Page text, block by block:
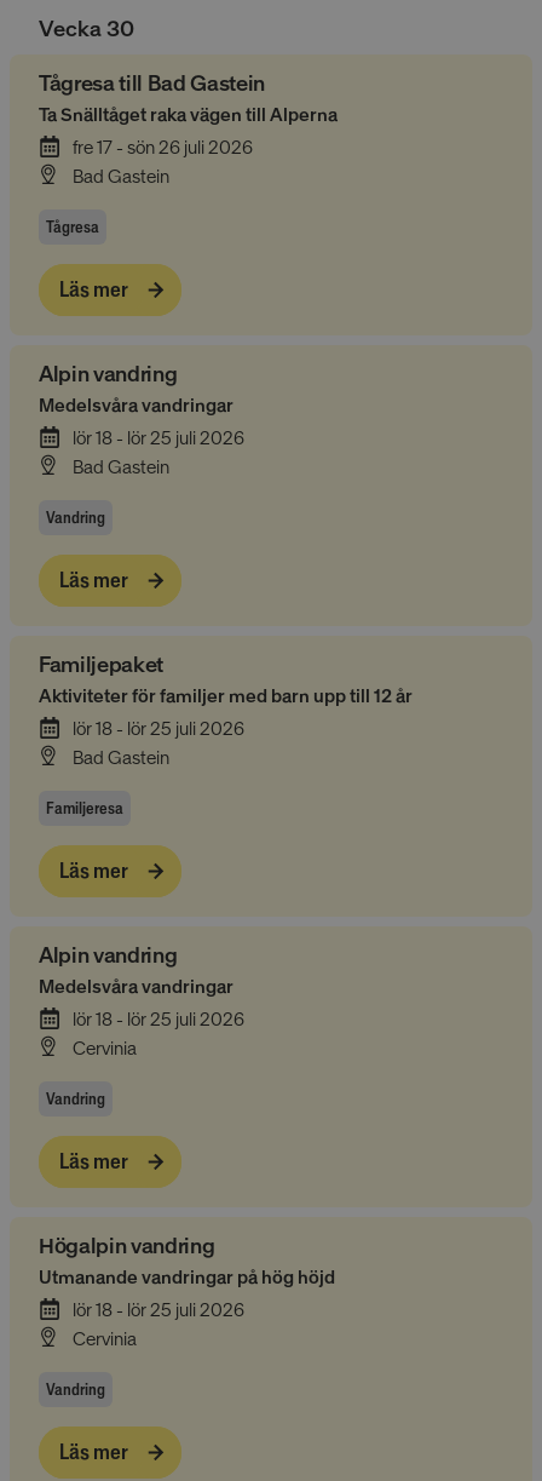
Vecka30
Tågresa till Bad Gastein
Ta Snälltåget raka vägen till Alperna
fre 17 - sön 26 juli 2026
Bad Gastein
Tågresa
Läs mer
Alpin vandring
Medelsvåra vandringar
lör 18 - lör 25 juli 2026
Bad Gastein
Vandring
Läs mer
Familjepaket
Aktiviteter för familjer med barn upp till 12 år
lör 18 - lör 25 juli 2026
Bad Gastein
Familjeresa
Läs mer
Alpin vandring
Medelsvåra vandringar
lör 18 - lör 25 juli 2026
Cervinia
Vandring
Läs mer
Högalpin vandring
Utmanande vandringar på hög höjd
lör 18 - lör 25 juli 2026
Cervinia
Vandring
Läs mer